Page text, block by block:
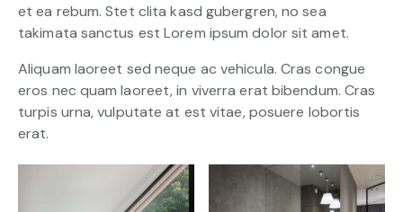
et ea rebum. Stet clita kasd gubergren, no sea
takimata sanctus est Lorem ipsum dolor sit amet.
Aliquam laoreet sed neque ac vehicula. Cras congue
eros nec quam laoreet, in viverra erat bibendum. Cras
turpis urna, vulputate at est vitae, posuere lobortis
erat.